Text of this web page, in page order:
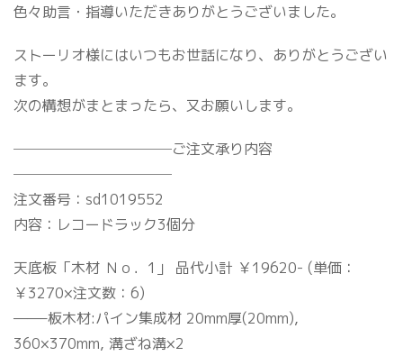
色々助言・指導いただきありがとうございました。
ストーリオ様にはいつもお世話になり、ありがとうござい
ます。
次の構想がまとまったら、又お願いします。
───────────ご注文承り内容
───────────
注文番号：sd1019552
内容：レコードラック3個分
天底板「木材 Ｎｏ．1」 品代小計 ￥19620- (単価：
￥3270×注文数：6)
——–板木材:パイン集成材 20mm厚(20mm),
360×370mm, 溝ざね溝×2